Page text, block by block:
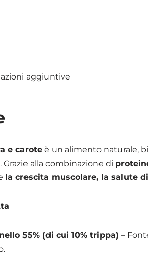
aggiuntive
e carote è un alimento naturale,
alla combinazione di
la crescita muscolare, la salute
55% (di cui 10% trippa) –